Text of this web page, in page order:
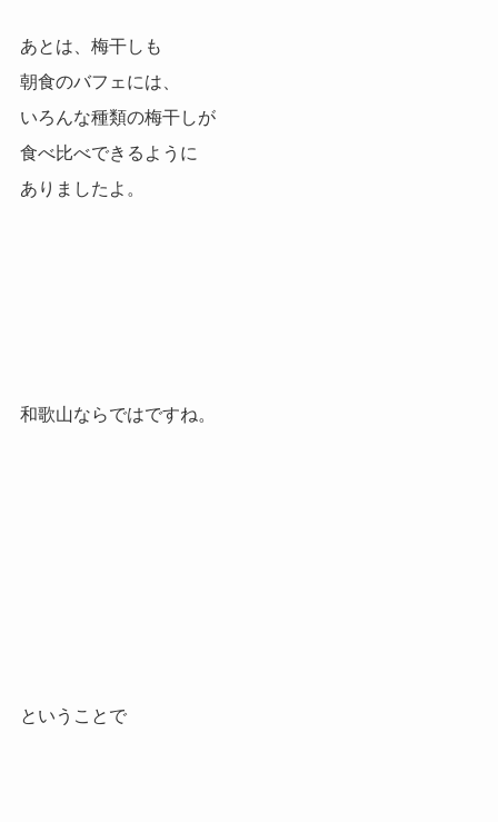
あとは、梅干しも
朝食のバフェには、
いろんな種類の梅干しが
食べ比べできるように
ありましたよ。
和歌山ならではですね。
ということで